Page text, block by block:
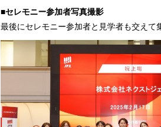
■セレモニー参加者写真撮影
最後にセレモニー参加者と見学者も交えて